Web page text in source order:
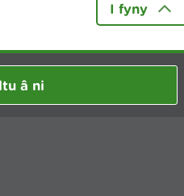
I fyny
â ni